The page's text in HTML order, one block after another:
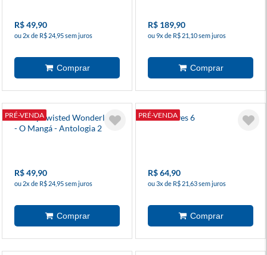
R$ 49,90
ou 2x de R$ 24,95 sem juros
R$ 189,90
ou 9x de R$ 21,10 sem juros
PRÉ-VENDA
Disney Twisted Wonderland
- O Mangá - Antologia 2
R$ 49,90
ou 2x de R$ 24,95 sem juros
PRÉ-VENDA
Crocotives 6
R$ 64,90
ou 3x de R$ 21,63 sem juros